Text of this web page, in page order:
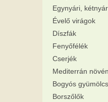
Egynyári,
Évelő virágok
Díszfák
Fenyőfélék
Cserjék
Mediterrán
Bogyós
Borszőlők